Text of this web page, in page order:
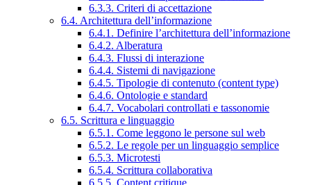
6.3.3. Criteri di accettazione
6.4. Architettura dell’informazione
6.4.1. Definire l’architettura dell’informazione
6.4.2. Alberatura
6.4.3. Flussi di interazione
6.4.4. Sistemi di navigazione
6.4.5. Tipologie di contenuto (content type)
6.4.6. Ontologie e standard
6.4.7. Vocabolari controllati e tassonomie
6.5. Scrittura e linguaggio
6.5.1. Come leggono le persone sul web
6.5.2. Le regole per un linguaggio semplice
6.5.3. Microtesti
6.5.4. Scrittura collaborativa
6.5.5. Content critique